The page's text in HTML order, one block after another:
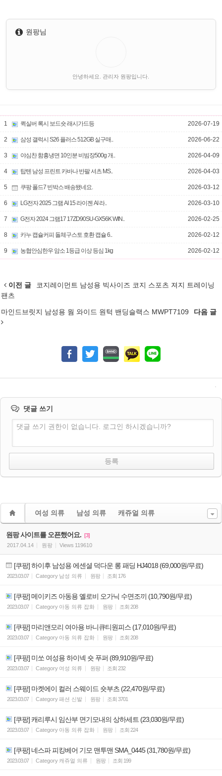
원팡님
안녕하세요. 관리자 원팡입니다.
1 퀵실버 록시 보드숏 래시가드등 2026-07-19
2 삼성 갤럭시 S26 플러스 512GB 실구매.. 2026-06-22
3 야심찬 함흥냉면 10인분 비빔장500g 개.. 2026-04-09
4 탑텐 남성 프린트 카바나 반팔 셔츠 MS.. 2026-04-03
5 쿠팡 폴드7 빈박스 배송됐네요. 2026-03-12
6 LG전자 2025 그램 AI 15 라이젠 AI 라.. 2026-03-10
7 G전자 2024 그램17 17ZD90SU-GX56K WIN.. 2026-02-25
8 카누 캡슐커피 돌체구스토 호환 캡슐 6.. 2026-02-12
9 농협안심한우 암소 1등급 이상 등심 1kg 2026-02-12
이전 글
코지레이먼트 남성용 빅사이즈 코지 스포츠 져지 트레이닝
팬츠
마인드브릿지 남성용 웜 와이드 원턱 밴딩슬랙스 MWPT7109 다음 글
댓글 쓰기
댓글 쓰기 권한이 없습니다. 로그인 하시겠습니까?
여성 의류 남성 의류 캐쥬얼 의류
원팡 사이트를 오픈했어요. [3]
2017.04.14
원팡 Views 119610
[쿠팡] 하이후 남성용 에센셜 덕다운 롱 패딩 HJ4018 (69,000원/무료)
2023.03.07 Category 남성 의류 원팡 조회 176
[쿠팡] 메이키즈 아동용 옐로비 오가닉 수면조끼 (10,790원/무료)
2023.03.07 Category 아동 의류 잡화 원팡 조회 208
[쿠팡] 마리앤모리 여아용 바니큐티원피스 (17,010원/무료)
2023.03.07 Category 아동 의류 잡화 원팡 조회 208
[쿠팡] 미쏘 여성용 하이넥 숏 푸퍼 (89,910원/무료)
2023.03.07 Category 여성 의류 원팡 조회 232
[쿠팡] 마켓에이 컬러 스웨이드 숏부츠 (22,470원/무료)
2023.03.07 Category패션 신발 원팡 조회 3701
[쿠팡] 캐리루시 임산부 면기모내의 상하세트 (23,030원/무료)
2023.03.07 Category 아동 의류 잡화 원팡 조회 224
[쿠팡] 네스파 피킹베어 기모 맨투맨 SMA_0445 (31,780원/무료)
2023.03.07 Category 캐쥬얼 의류 원팡 조회 199